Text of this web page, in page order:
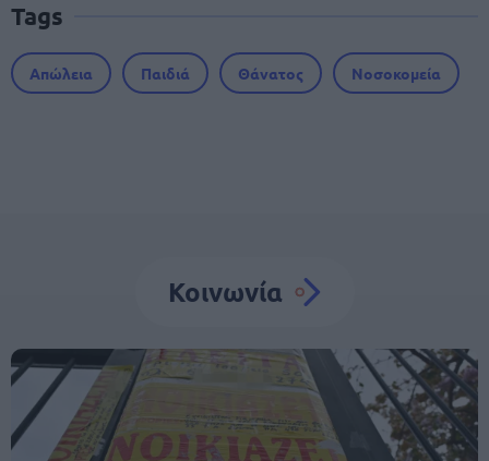
Tags
Απώλεια Παιδιά Θάνατος Νοσοκομεία
Κοινωνία